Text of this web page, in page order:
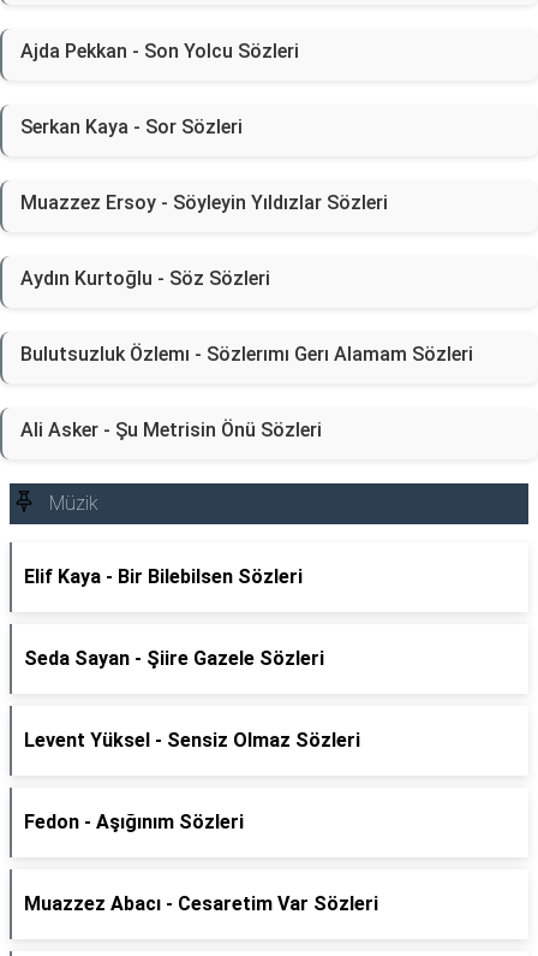
Ajda Pekkan - Son Yolcu Sözleri
Serkan Kaya - Sor Sözleri
Muazzez Ersoy - Söyleyin Yıldızlar Sözleri
Aydın Kurtoğlu - Söz Sözleri
Bulutsuzluk Özlemı - Sözlerımı Gerı Alamam Sözleri
Ali Asker - Şu Metrisin Önü Sözleri
Müzik
Elif Kaya - Bir Bilebilsen Sözleri
Seda Sayan - Şiire Gazele Sözleri
Levent Yüksel - Sensiz Olmaz Sözleri
Fedon - Aşığınım Sözleri
Muazzez Abacı - Cesaretim Var Sözleri